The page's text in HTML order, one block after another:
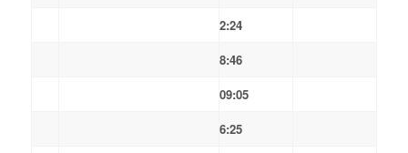
2:24
8:46
09:05
6:25